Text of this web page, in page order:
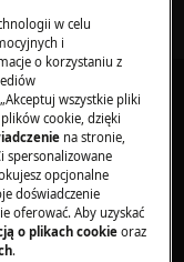
w celu
i
o korzystaniu z
wszystkie pliki
cookie, dzięki
na stronie,
spersonalizowane
opcjonalne
doświadczenie
oferować. Aby uzyskać
o plikach cookie oraz
.